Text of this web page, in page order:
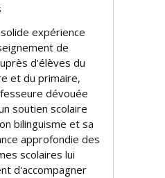
expérience
de
d'élèves du
et du primaire,
dévouée
soutien scolaire
bilinguisme et sa
approfondie des
scolaires lui
d'accompagner